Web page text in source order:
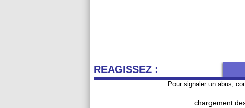
REAGISSEZ :
Pour signaler un abus,
chargement